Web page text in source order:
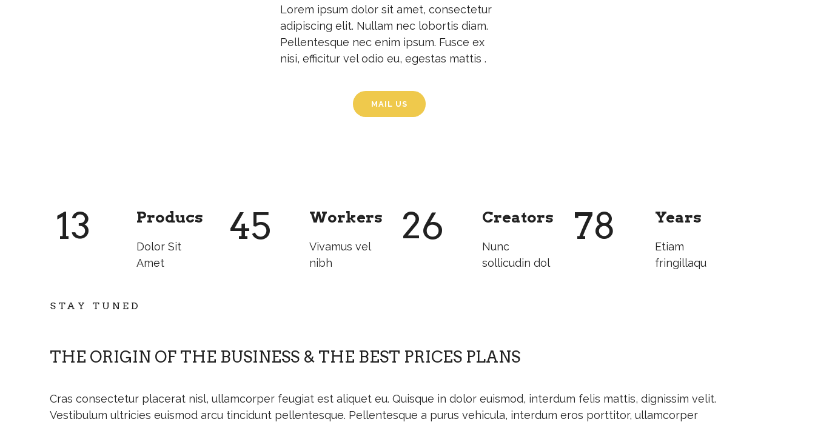
Lorem ipsum dolor sit amet, consectetur
adipiscing elit. Nullam nec lobortis diam.
Pellentesque nec enim ipsum. Fusce ex
nisi, efficitur vel odio eu, egestas mattis .
MAIL US
13 Producs
Dolor Sit
Amet
45 Workers
Vivamus vel
nibh
26 Creators
Nunc
sollicudin dol
78 Years
Etiam
fringillaqu
STAY TUNED
THE ORIGIN OF THE BUSINESS & THE BEST PRICES PLANS
Cras consectetur placerat nisl, ullamcorper feugiat est aliquet eu. Quisque in dolor euismod, interdum felis mattis, dignissim velit.
Vestibulum ultricies euismod arcu tincidunt pellentesque. Pellentesque a purus vehicula, interdum eros porttitor, ullamcorper